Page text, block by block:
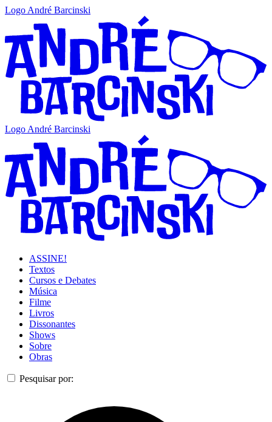
Logo André Barcinski
Logo André Barcinski
ASSINE!
Textos
Cursos e Debates
Música
Filme
Livros
Dissonantes
Shows
Sobre
Obras
Pesquisar por: